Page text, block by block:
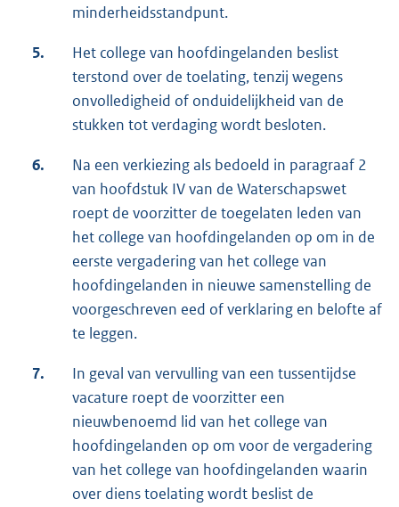
minderheidsstandpunt.
5.
Het college van hoofdingelanden beslist
terstond over de toelating, tenzij wegens
onvolledigheid of onduidelijkheid van de
stukken tot verdaging wordt besloten.
6.
Na een verkiezing als bedoeld in paragraaf 2
van hoofdstuk IV van de Waterschapswet
roept de voorzitter de toegelaten leden van
het college van hoofdingelanden op om in de
eerste vergadering van het college van
hoofdingelanden in nieuwe samenstelling de
voorgeschreven eed of verklaring en belofte af
te leggen.
7.
In geval van vervulling van een tussentijdse
vacature roept de voorzitter een
nieuwbenoemd lid van het college van
hoofdingelanden op om voor de vergadering
van het college van hoofdingelanden waarin
over diens toelating wordt beslist de